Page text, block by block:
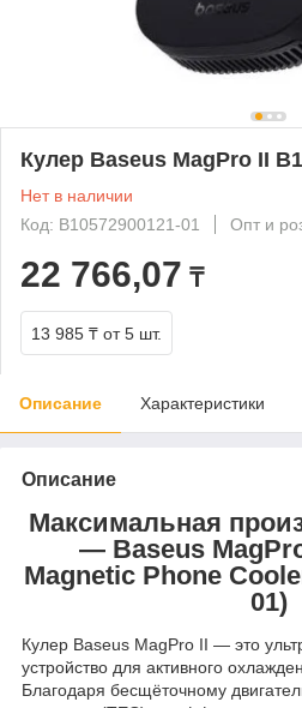
Кулер Baseus MagPro II
Нет в наличии
Код: B10572900121-01
Опт и
22 766,07 ₸
13 985 ₸ от 5 шт.
Описание Характеристики
Описание
Максимальная
— Baseus
Magnetic Phone
01)
Кулер Baseus MagPro II — это
устройство для активного
Благодаря бесщёточному